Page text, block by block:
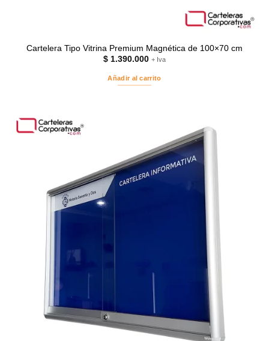
Cartelera Tipo Vitrina Premium Magnética de 100×70 cm
$ 1.390.000 + Iva
Añadir al carrito